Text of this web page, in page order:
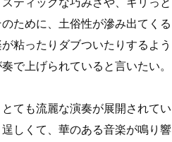
ために、土俗性が滲み出てくる
粘ったりダブついたりするよう
で上げられていると言いたい。
ても流麗な演奏が展開されてい
しくて、華のある音楽が鳴り響